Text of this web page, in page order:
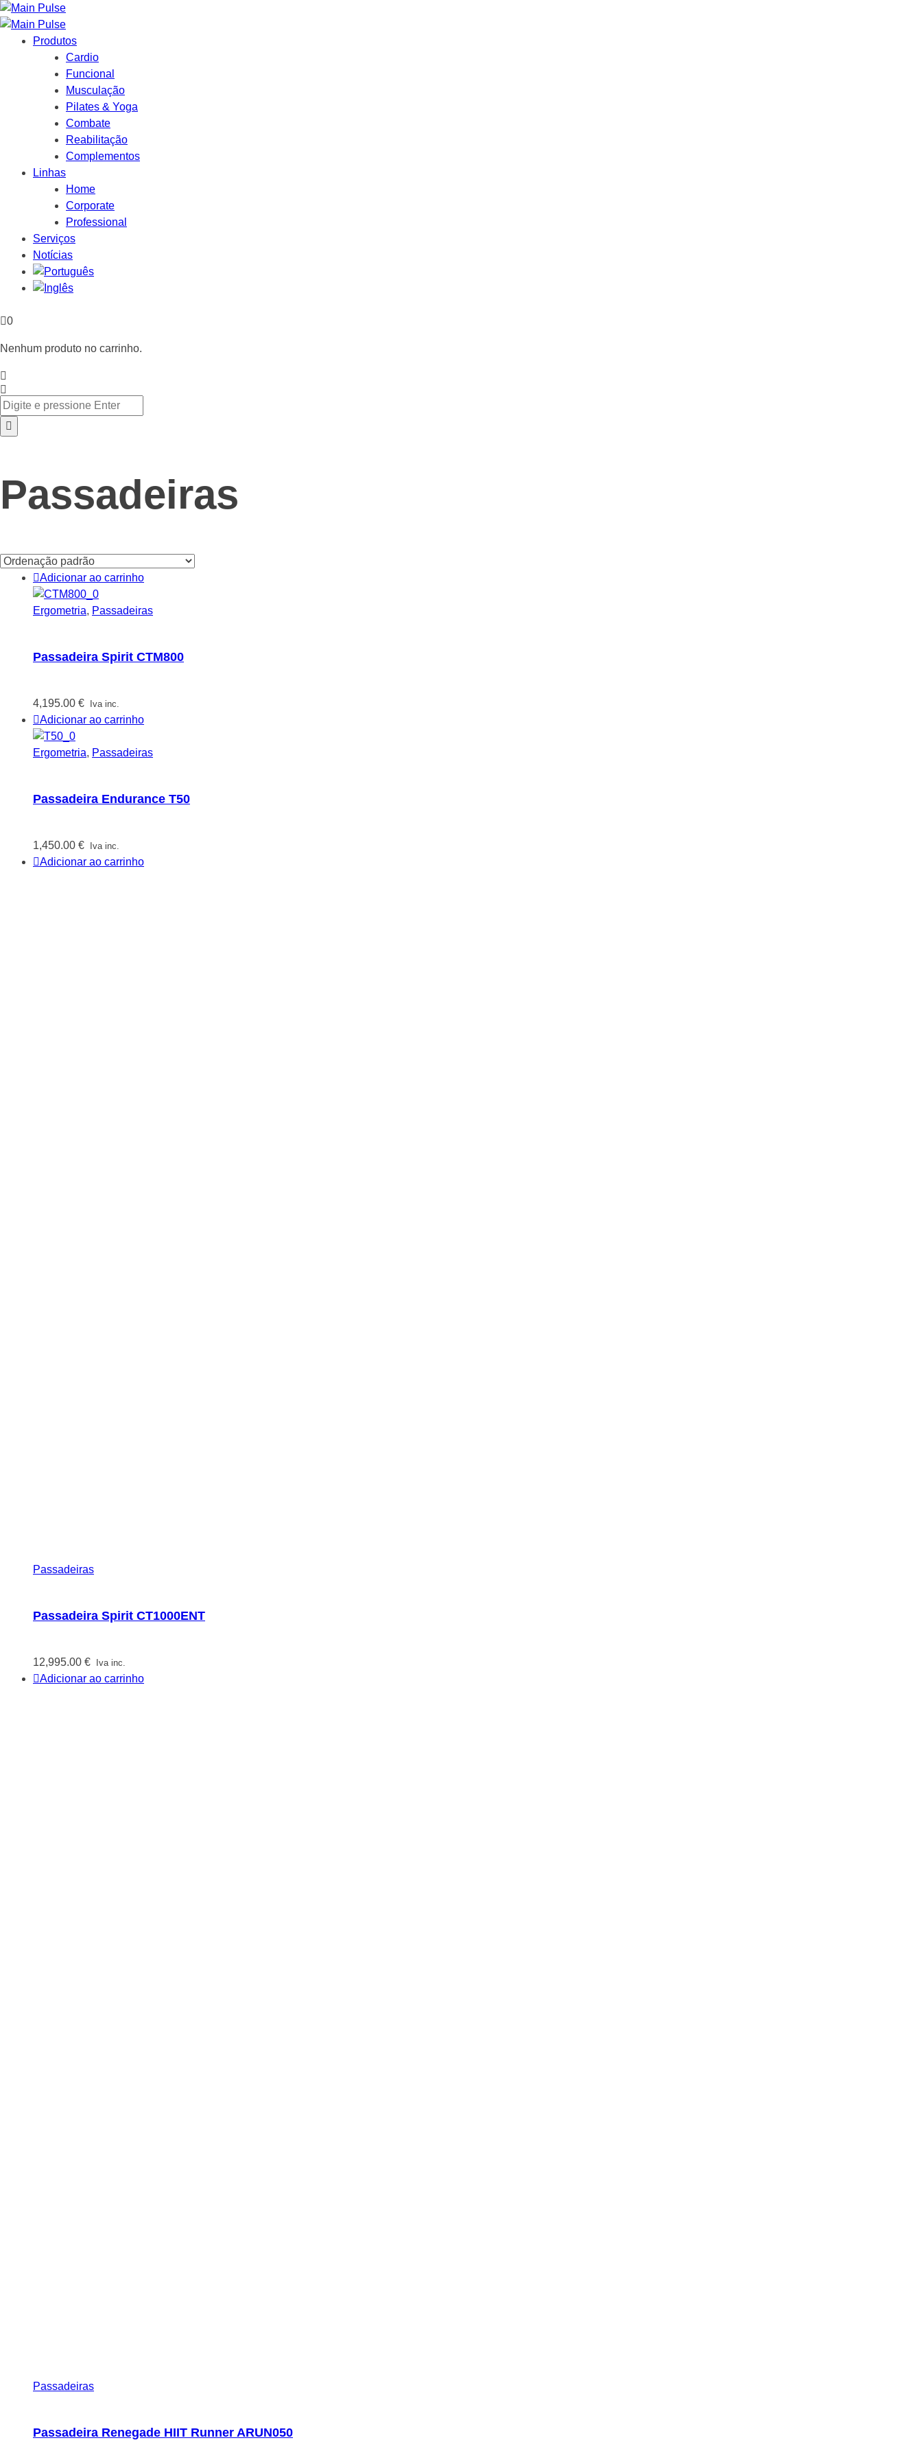
Produtos
Cardio
Funcional
Musculação
Pilates & Yoga
Combate
Reabilitação
Complementos
Linhas
Home
Corporate
Professional
Serviços
Notícias
0
Nenhum produto no carrinho.
Passadeiras
Adicionar ao carrinho
Ergometria, Passadeiras
Passadeira Spirit CTM800
4,195.00 € Iva inc.
Adicionar ao carrinho
Ergometria, Passadeiras
Passadeira Endurance T50
1,450.00 € Iva inc.
Adicionar ao carrinho
Passadeiras
Passadeira Spirit CT1000ENT
12,995.00 € Iva inc.
Adicionar ao carrinho
Passadeiras
Passadeira Renegade HIIT Runner ARUN050